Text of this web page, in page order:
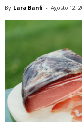
By Lara Banfi - Agosto 12,